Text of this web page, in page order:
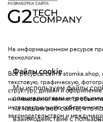
Файлы cookie
Мы используем файлы
специалистами и
на нашем веб-сайте, что
взаимодействие с
На информационном ресурсе
технологии.
Все ресурсы сайта
текстовую, графическую,
структуру, дизайн и
наименование являются
интеллектуальную
законодательством и